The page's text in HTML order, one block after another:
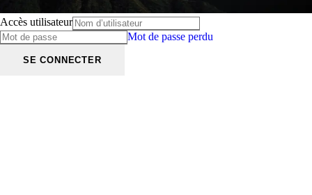
Accès utilisateur
Mot de passe perdu